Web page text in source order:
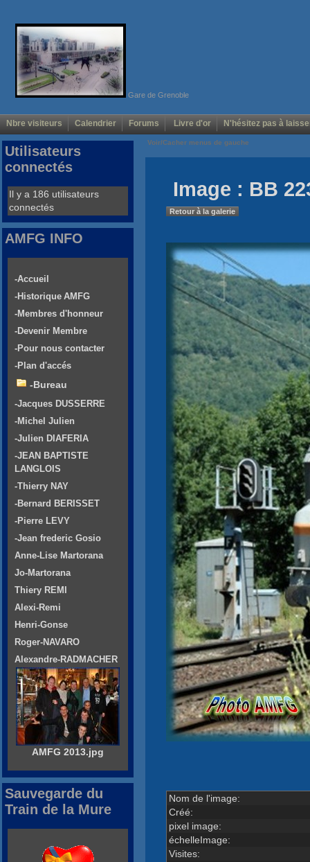
Gare de Grenoble
Nbre visiteurs Calendrier Forums Livre d'or N'hésitez pas à
Voir/Cacher menus de gauche
Image : BB
Retour à la galerie
Nom de l'image:
Créé:
pixel image:
échelleImage:
Visites:
Utilisateurs
connectés
Il y a 186 utilisateurs
connectés
AMFG INFO
-Accueil
-Historique AMFG
-Membres d'honneur
-Devenir Membre
-Pour nous contacter
-Plan d'accés
-Bureau
-Jacques DUSSERRE
-Michel Julien
-Julien DIAFERIA
-JEAN BAPTISTE
LANGLOIS
-Thierry NAY
-Bernard BERISSET
-Pierre LEVY
-Jean frederic Gosio
Anne-Lise Martorana
Jo-Martorana
Thiery REMI
Alexi-Remi
Henri-Gonse
Roger-NAVARO
Alexandre-RADMACHER
AMFG 2013.jpg
Sauvegarde du
Train de la Mure